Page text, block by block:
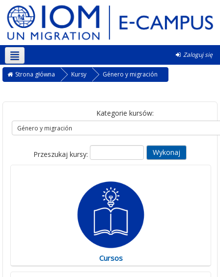
Zaloguj się
Polski ‎(pl)‎
Strona główna Kursy Género y migración
Kategorie kursów:
Przeszukaj kursy:
Cursos